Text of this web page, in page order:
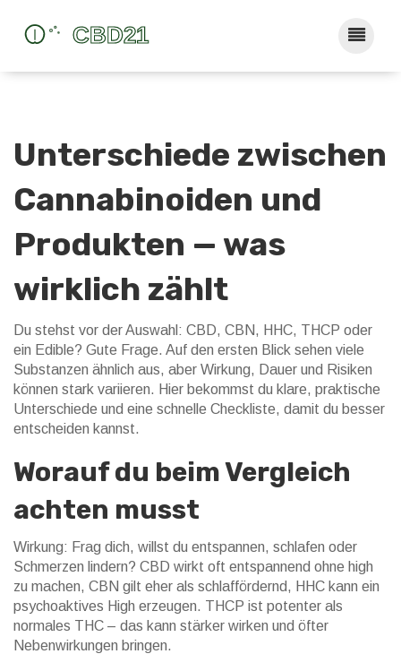
Unterschiede zwischen
Cannabinoiden und
Produkten — was
wirklich zählt
Du stehst vor der Auswahl: CBD, CBN, HHC, THCP oder
ein Edible? Gute Frage. Auf den ersten Blick sehen viele
Substanzen ähnlich aus, aber Wirkung, Dauer und Risiken
können stark variieren. Hier bekommst du klare, praktische
Unterschiede und eine schnelle Checkliste, damit du besser
entscheiden kannst.
Worauf du beim Vergleich
achten musst
Wirkung: Frag dich, willst du entspannen, schlafen oder
Schmerzen lindern? CBD wirkt oft entspannend ohne high
zu machen, CBN gilt eher als schlaffördernd, HHC kann ein
psychoaktives High erzeugen. THCP ist potenter als
normales THC – das kann stärker wirken und öfter
Nebenwirkungen bringen.